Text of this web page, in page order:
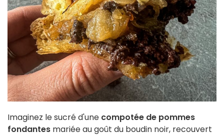
Imaginez le sucré d'une compotée de pommes
fondantes mariée au goût du boudin noir, recouvert